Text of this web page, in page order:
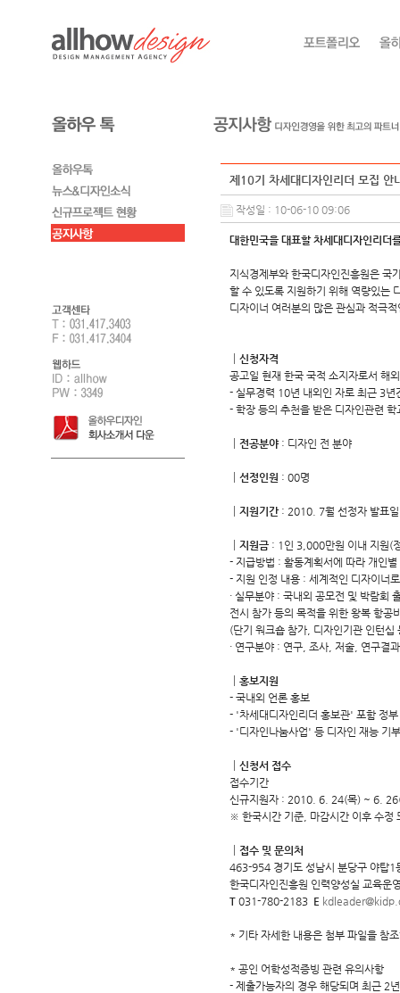
제10기 차세대디자인리더 모집 안
작성일 : 10-06-10 09:06
대한민국을 대표할 차세대디자인리더
지식경제부와 한국디자인진흥원은 국
할 수 있도록 지원하기 위해 역량있는
디자이너 여러분의 많은 관심과 적극
┃신청자격
공고일 현재 한국 국적 소지자로서 해
- 실무경력 10년 내외인 자로 최근 3년
- 학장 등의 추천을 받은 디자인관련
┃전공분야: 디자인 전 분야
┃선정인원 : 00명
┃지원기간: 2010. 7월 선정자 발표
┃지원금: 1인 3,000만원 이내 지원(
- 지급방법 : 활동계획서에 따라 개인별
- 지원 인정 내용 : 세계적인 디자이너
· 실무분야 : 국내외 공모전 및 박람회
전시 참가 등의 목적을 위한 왕복 항공
(단기 워크숍 참가, 디자인기관 인턴십
· 연구분야 : 연구, 조사, 저술, 연구결
┃홍보지원
- 국내외 언론 홍보
- '차세대디자인리더 홍보관' 포함 정
- '디자인나눔사업' 등 디자인 재능 기
┃신청서 접수
접수기간
신규지원자 : 2010. 6. 24(목) ~ 6.
※ 한국시간 기준, 마감시간 이후 수정
┃접수 및 문의처
463-954 경기도 성남시 분당구 야탑
한국디자인진흥원 인력양성실 교육운
T031-780-2183 E
* 기타 자세한 내용은 첨부 파일을 참
* 공인 어학성적증빙 관련 유의사항
- 제출가능자의 경우 해당되며 최근 2